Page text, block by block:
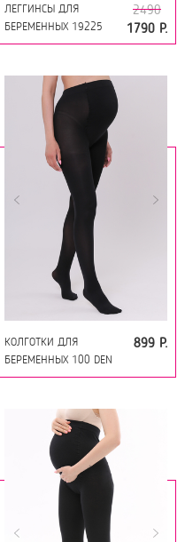
ЛЕГГИНСЫ ДЛЯ
БЕРЕМЕННЫХ 19225
СЕРЫЙ МЕЛАНЖ
2490
1790 Р.
КОЛГОТКИ ДЛЯ
БЕРЕМЕННЫХ 100 DEN
18166 ЧЕРНЫЙ
899 Р.